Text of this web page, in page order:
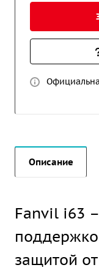
Описание
Fanvil i63
защитой